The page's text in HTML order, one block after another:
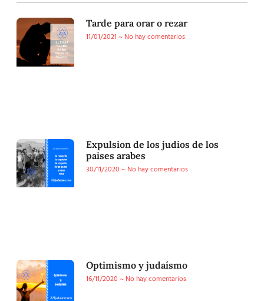
Tarde para orar o rezar
11/01/2021
No hay comentarios
Expulsion de los judios de los
paises arabes
30/11/2020
No hay comentarios
Optimismo y judaísmo
16/11/2020
No hay comentarios